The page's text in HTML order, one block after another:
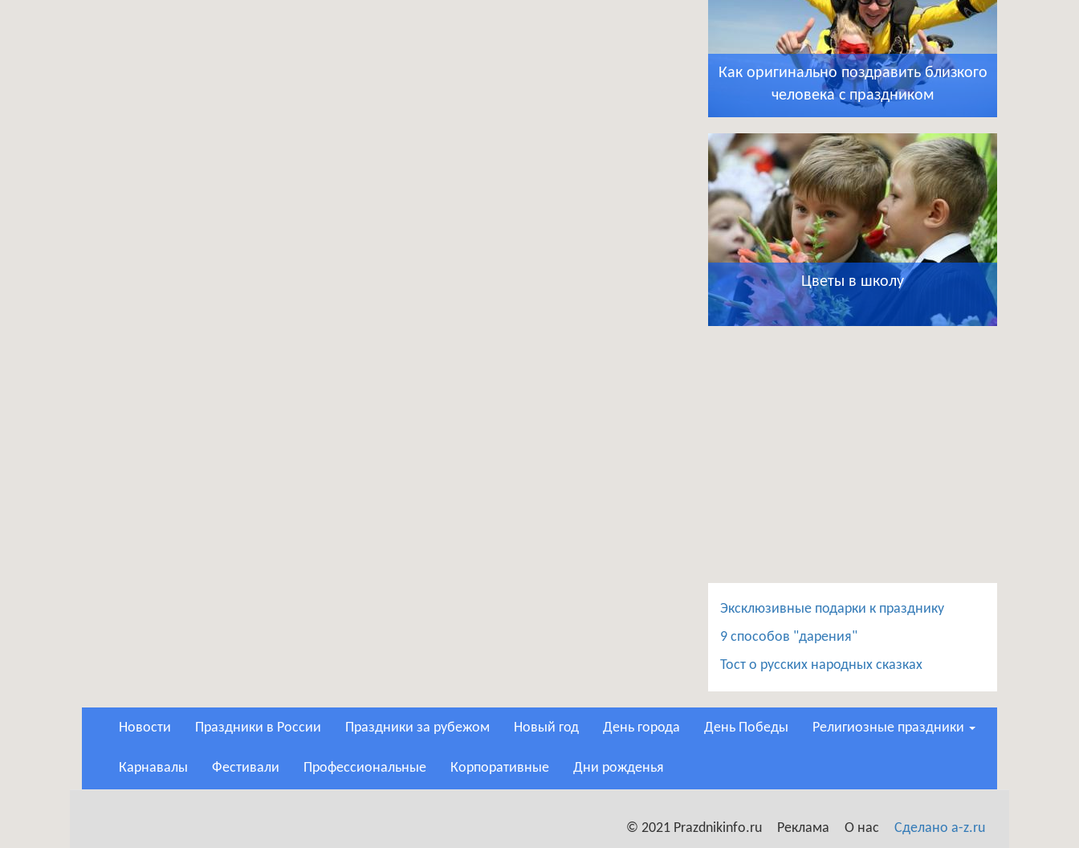
Как оригинально поздравить близкого
человека с праздником
Цветы в школу
Эксклюзивные подарки к празднику
9 способов "дарения"
Тост о русских народных сказках
Новости Праздники в России Праздники за рубежом Новый год День города День Победы Религиозные праздники
Карнавалы Фестивали Профессиональные Корпоративные Дни рожденья
© 2021 Prazdnikinfo.ru Реклама О нас Сделано a-z.ru